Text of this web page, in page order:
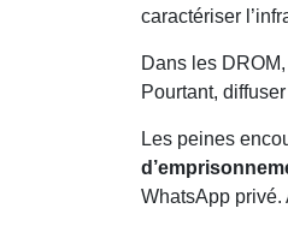
caractériser
Dans les
Pourtant,
Les peines
WhatsApp